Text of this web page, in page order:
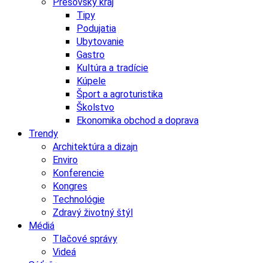
Tipy
Podujatia
Ubytovanie
Gastro
Kultúra a tradície
Kúpele
Šport a agroturistika
Školstvo
Ekonomika obchod a doprava
Trendy
Architektúra a dizajn
Enviro
Konferencie
Kongres
Technológie
Zdravý životný štýl
Médiá
Tlačové správy
Videá